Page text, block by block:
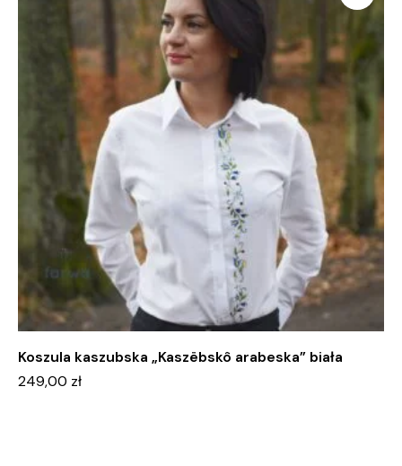
Koszula kaszubska „Kaszëbskô arabeska” biała
249,00 zł